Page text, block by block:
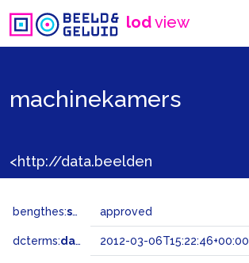
lodview
machinekamers
bengthes:status approved
dcterms:dateAccepted 2012-03-06T15:22:46+00:00